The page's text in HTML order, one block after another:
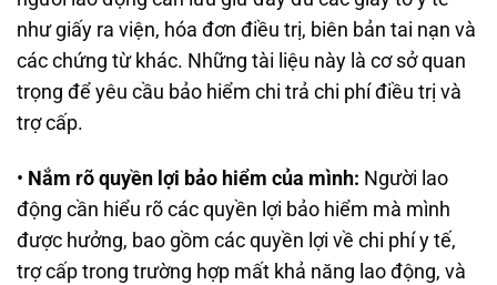
như giấy ra viện, hóa đơn điều trị, biên bản tai nạn và
các chứng từ khác. Những tài liệu này là cơ sở quan
trọng để yêu cầu bảo hiểm chi trả chi phí điều trị và
trợ cấp.
• Nắm rõ quyền lợi bảo hiểm của mình: Người lao
động cần hiểu rõ các quyền lợi bảo hiểm mà mình
được hưởng, bao gồm các quyền lợi về chi phí y tế,
trợ cấp trong trường hợp mất khả năng lao động, và